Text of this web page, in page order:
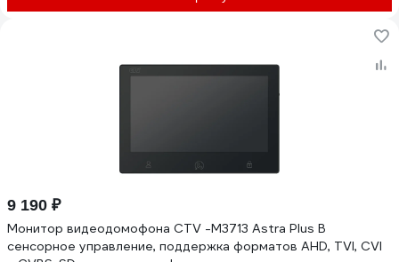
9 190 ₽
Монитор видеодомофона CTV -M3713 Astra Plus В
сенсорное управление, поддержка форматов AHD, TVI, CVI